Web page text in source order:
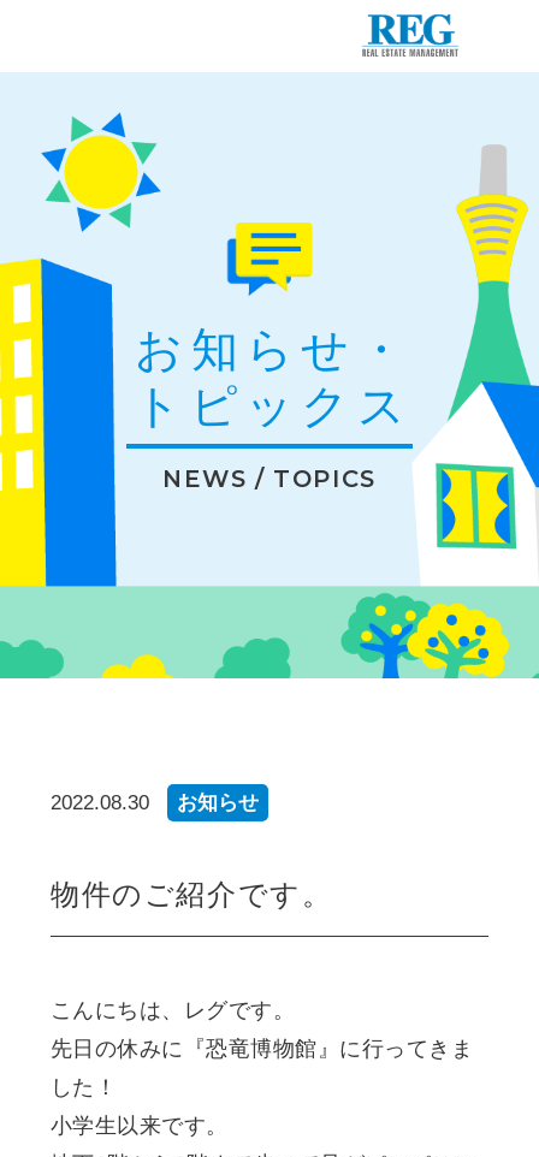
お知らせ・
トピックス
NEWS / TOPICS
2022.08.30 お知らせ
物件のご紹介です。
こんにちは、レグです。
先日の休みに『恐竜博物館』に行ってきま
した！
小学生以来です。